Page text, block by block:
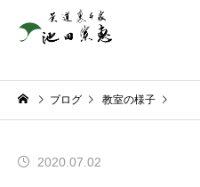
ブログ 教室の様子
2020.07.02